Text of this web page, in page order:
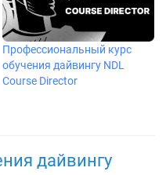
Профессиональный курс
обучения дайвингу NDL
Course Director
дайвингу